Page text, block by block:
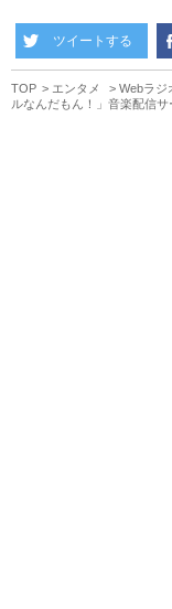
ツイートする
TOP エンタメ
Webラジ
ルなんだもん！」音楽配信